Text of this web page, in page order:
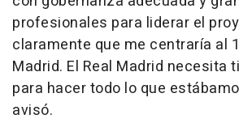
profesionales para liderar el
claramente que me centraría al
Madrid. El Real Madrid necesita
para hacer todo lo que
avisó.